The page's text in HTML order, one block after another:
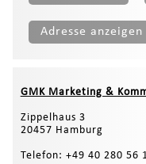
Adresse anzeigen
GMK Marketing &
Zippelhaus 3
20457 Hamburg
Telefon: +49 40 280 56